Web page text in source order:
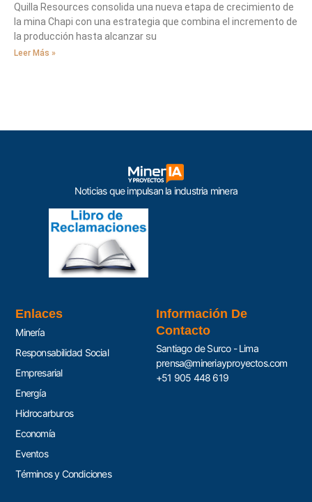
Quilla Resources consolida una nueva etapa de crecimiento de
la mina Chapi con una estrategia que combina el incremento de
la producción hasta alcanzar su
Leer Más »
Noticias que impulsan la industria minera
Enlaces
Minería
Responsabilidad Social
Empresarial
Energía
Hidrocarburos
Economía
Eventos
Términos y Condiciones
Información De
Contacto
Santiago de Surco - Lima
prensa@mineriayproyectos.com
+51 905 448 619